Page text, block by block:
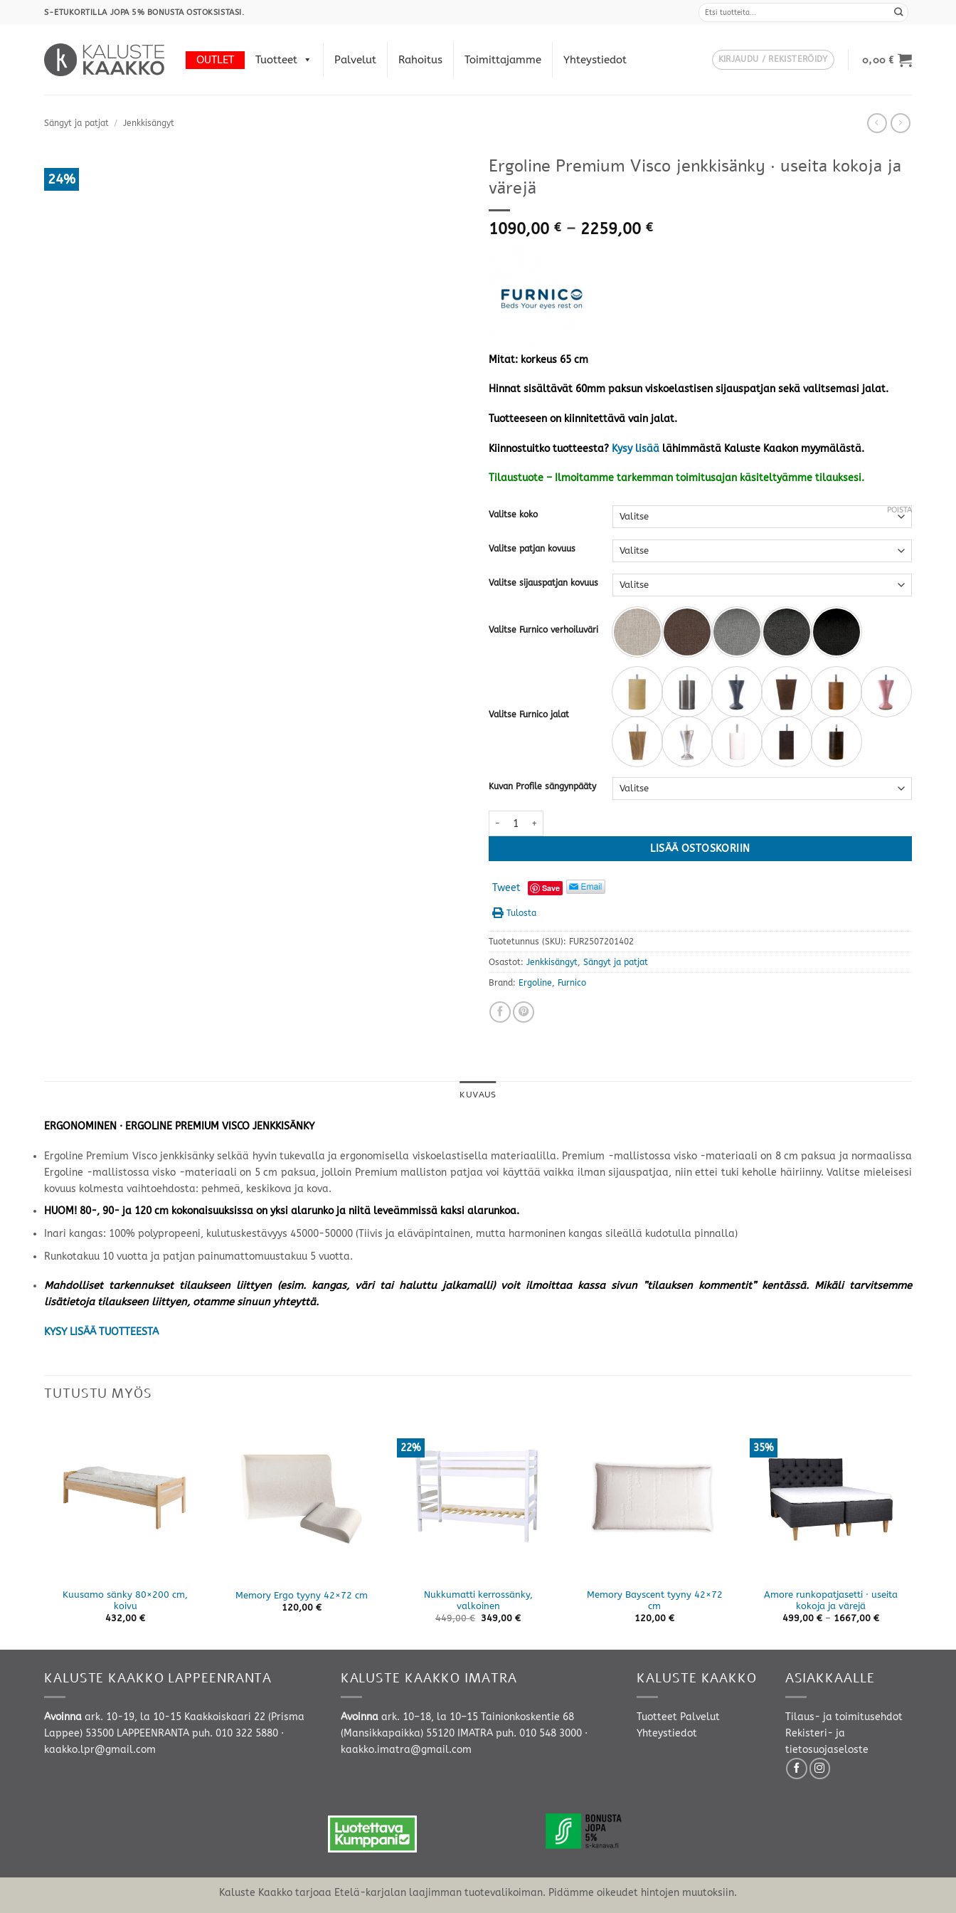
S-ETUKORTILLA JOPA 5% BONUSTA OSTOKSISTASI.
OUTLET Tuotteet Palvelut Rahoitus Toimittajamme Yhteystiedot KIRJAUDU / REKISTERÖIDY 0,00€
Sängyt ja patjat / Jenkkisängyt
24%
Ergoline Premium Visco jenkkisänky · useita kokoja ja
värejä
1090,00 € – 2259,00 €Hintaluokka:
Mitat: korkeus 65 cm
Hinnat sisältävät 60mm paksun viskoelastisen sijauspatjan sekä valitsemasi jalat.
Tuotteeseen on kiinnitettävä vain jalat.
Kiinnostuitko tuotteesta? Kysy lisää lähimmästä Kaluste Kaakon myymälästä.
Tilaustuote – Ilmoitamme tarkemman toimitusajan käsiteltyämme tilauksesi.
Valitse koko
Valitse patjan kovuus
Valitse sijauspatjan kovuus
Valitse Furnico verhoiluväri
Valitse Furnico jalat
Kuvan Profile sängynpääty
POISTA
Ergoline Premium Visco jenkkisänky · useita kokoja ja värejä määrä
LISÄÄ OSTOSKORIIN
Tweet Save
Tulosta
Tuotetunnus (SKU): FUR2507201402
Osastot: Jenkkisängyt, Sängyt ja patjat
Brand: Ergoline, Furnico
KUVAUS
ERGONOMINEN · ERGOLINE PREMIUM VISCO JENKKISÄNKY
Ergoline Premium Visco jenkkisänky selkää hyvin tukevalla ja ergonomisella viskoelastisella materiaalilla. Premium -mallistossa visko -materiaali on 8 cm paksua ja normaalissa
Ergoline -mallistossa visko -materiaali on 5 cm paksua, jolloin Premium malliston patjaa voi käyttää vaikka ilman sijauspatjaa, niin ettei tuki keholle häiriinny. Valitse mieleisesi
kovuus kolmesta vaihtoehdosta: pehmeä, keskikova ja kova.
HUOM! 80-, 90- ja 120 cm kokonaisuuksissa on yksi alarunko ja niitä leveämmissä kaksi alarunkoa.
Inari kangas: 100% polypropeeni, kulutuskestävyys 45000-50000 (Tiivis ja eläväpintainen, mutta harmoninen kangas sileällä kudotulla pinnalla)
Runkotakuu 10 vuotta ja patjan painumattomuustakuu 5 vuotta.
Mahdolliset tarkennukset tilaukseen liittyen (esim. kangas, väri tai haluttu jalkamalli) voit ilmoittaa kassa sivun ”tilauksen kommentit” kentässä. Mikäli tarvitsemme
lisätietoja tilaukseen liittyen, otamme sinuun yhteyttä.
KYSY LISÄÄ TUOTTEESTA
TUTUSTU MYÖS
Kuusamo sänky 80×200 cm,
koivu
432,00 €
Memory Ergo tyyny 42×72 cm
120,00 €
22%
Nukkumatti kerrossänky,
valkoinen
449,00€ 349,00 €
Memory Bayscent tyyny 42×72
cm
120,00 €
35%
Amore runkopatjasetti · useita
kokoja ja värejä
499,00 € – 1667,00 €Hintaluokka:
KALUSTE KAAKKO LAPPEENRANTA
Avoinna ark. 10-19, la 10-15 Kaakkoiskaari 22 (Prisma
Lappee) 53500 LAPPEENRANTA puh. 010 322 5880 ·
kaakko.lpr@gmail.com
KALUSTE KAAKKO IMATRA
Avoinnaark. 10–18, la 10–15 Tainionkoskentie 68
(Mansikkapaikka) 55120 IMATRA puh. 010 548 3000·
kaakko.imatra@gmail.com
KALUSTE KAAKKO
Tuotteet Palvelut
Yhteystiedot
ASIAKKAALLE
Tilaus- ja toimitusehdot
Rekisteri- ja
tietosuojaseloste
Kaluste Kaakko tarjoaa Etelä-karjalan laajimman tuotevalikoiman. Pidämme oikeudet hintojen muutoksiin.